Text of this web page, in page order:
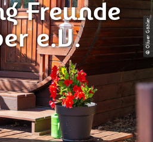
© Oliver Göhler
Freunde
e.V.